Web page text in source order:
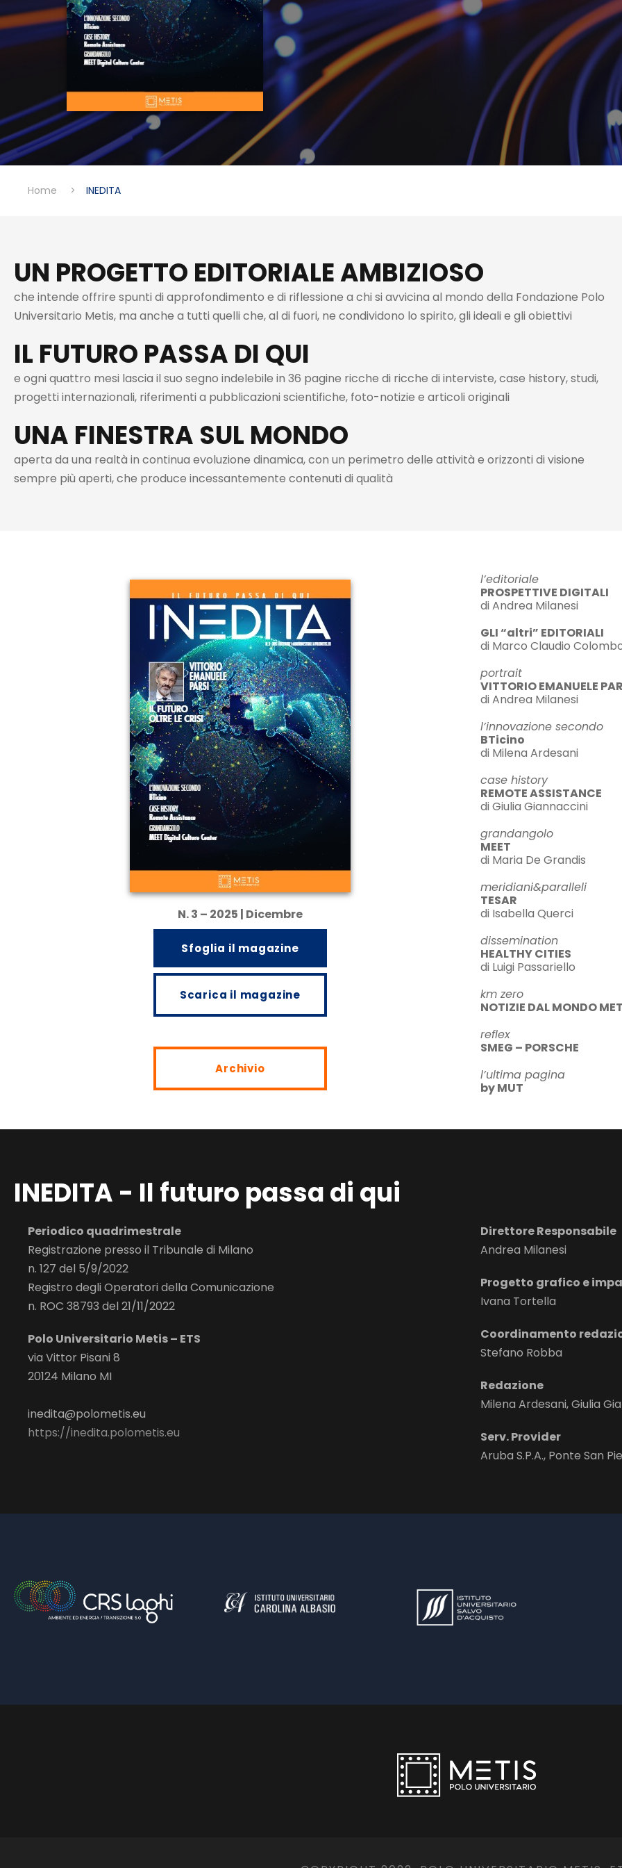
Home > INEDITA
UN PROGETTO EDITORIALE AMBIZIOSO
che intende offrire spunti di approfondimento e di riflessione a chi si avvicina al mondo della Fondazione Polo
Universitario Metis, ma anche a tutti quelli che, al di fuori, ne condividono lo spirito, gli ideali e gli obiettivi
IL FUTURO PASSA DI QUI
e ogni quattro mesi lascia il suo segno indelebile in 36 pagine ricche di ricche di interviste, case history, studi,
progetti internazionali, riferimenti a pubblicazioni scientifiche, foto-notizie e articoli originali
UNA FINESTRA SUL MONDO
aperta da una realtà in continua evoluzione dinamica, con un perimetro delle attività e orizzonti di visione
sempre più aperti, che produce incessantemente contenuti di qualità
N. 3 – 2025 | Dicembre
Sfoglia il magazine
Scarica il magazine
Archivio
l’editoriale
PROSPETTIVE DIGITALI
di Andrea Milanesi
GLI “altri” EDITORIALI
di Marco Claudio
portrait
VITTORIO EMANUELE
di Andrea Milanesi
l’innovazione secondo
BTicino
di Milena Ardesani
case history
REMOTE ASSISTANCE
di Giulia Giannaccini
grandangolo
MEET
di Maria De Grandis
meridiani&paralleli
TESAR
di Isabella Querci
dissemination
HEALTHY CITIES
di Luigi Passariello
km zero
NOTIZIE DAL MONDO
reflex
SMEG – PORSCHE
l’ultima pagina
by MUT
INEDITA - Il futuro passa di qui
Periodico quadrimestrale
Registrazione presso il Tribunale di Milano
n. 127 del 5/9/2022
Registro degli Operatori della Comunicazione
n. ROC 38793 del 21/11/2022
Polo Universitario Metis – ETS
via Vittor Pisani 8
20124 Milano MI
inedita@polometis.eu
https://inedita.polometis.eu
Direttore Responsabile
Andrea Milanesi
Progetto grafico e
Ivana Tortella
Coordinamento
Stefano Robba
Redazione
Milena Ardesani, Giulia
Serv. Provider
Aruba S.P.A., Ponte San